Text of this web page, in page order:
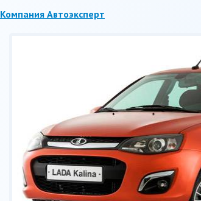
Компания Автоэксперт